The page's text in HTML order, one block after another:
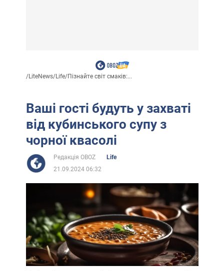
/LiteNews/Life/Пізнайте світ смаків:...
Ваші гості будуть у захваті
від кубинського супу з
чорної квасолі
Редакція OBOZ
Life
21.09.2024 06:32